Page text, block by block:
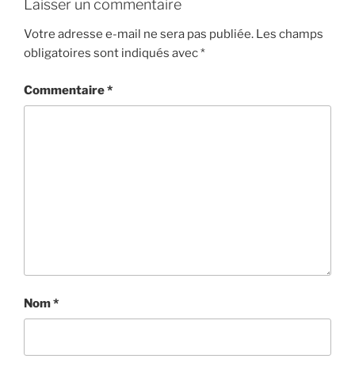
Laisser un commentaire
Votre adresse e-mail ne sera pas publiée. Les champs
obligatoires sont indiqués avec*
Commentaire*
Nom*